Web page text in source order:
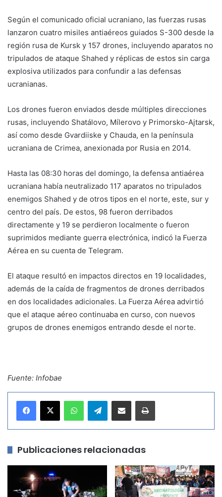
Según el comunicado oficial ucraniano, las fuerzas rusas
lanzaron cuatro misiles antiaéreos guiados S-300 desde la
región rusa de Kursk y 157 drones, incluyendo aparatos no
tripulados de ataque Shahed y réplicas de estos sin carga
explosiva utilizados para confundir a las defensas
ucranianas.
Los drones fueron enviados desde múltiples direcciones
rusas, incluyendo Shatálovo, Mílerovo y Primorsko-Ajtarsk,
así como desde Gvardiiske y Chauda, en la península
ucraniana de Crimea, anexionada por Rusia en 2014.
Hasta las 08:30 horas del domingo, la defensa antiaérea
ucraniana había neutralizado 117 aparatos no tripulados
enemigos Shahed y de otros tipos en el norte, este, sur y
centro del país. De estos, 98 fueron derribados
directamente y 19 se perdieron localmente o fueron
suprimidos mediante guerra electrónica, indicó la Fuerza
Aérea en su cuenta de Telegram.
El ataque resultó en impactos directos en 19 localidades,
además de la caída de fragmentos de drones derribados
en dos localidades adicionales. La Fuerza Aérea advirtió
que el ataque aéreo continuaba en curso, con nuevos
grupos de drones enemigos entrando desde el norte.
Fuente: Infobae
Telegram
Publicaciones relacionadas